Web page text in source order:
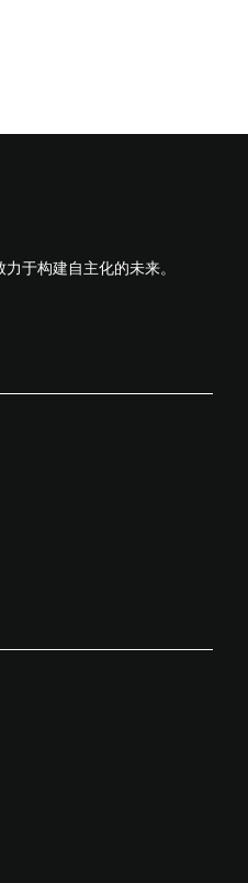
于构建自主化的未来。